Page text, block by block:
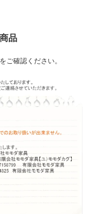
品
をご確認ください。